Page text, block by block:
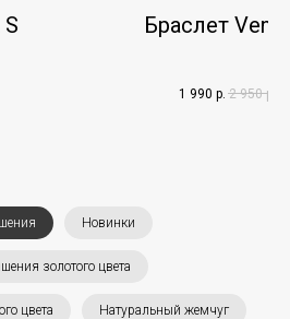
Браслет
1 990 р. 2 950 р.
Новинки
золотого цвета
цвета Натуральный жемчуг